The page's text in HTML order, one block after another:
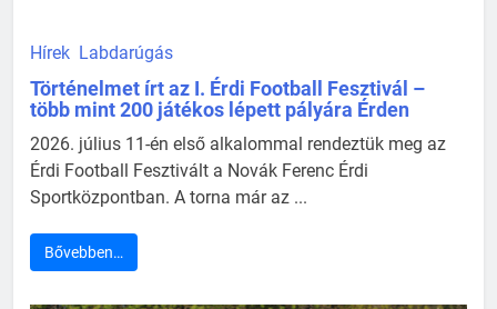
Hírek Labdarúgás
Történelmet írt az I. Érdi Football Fesztivál –
több mint 200 játékos lépett pályára Érden
2026. július 11-én első alkalommal rendeztük meg az
Érdi Football Fesztivált a Novák Ferenc Érdi
Sportközpontban. A torna már az ...
Bővebben…